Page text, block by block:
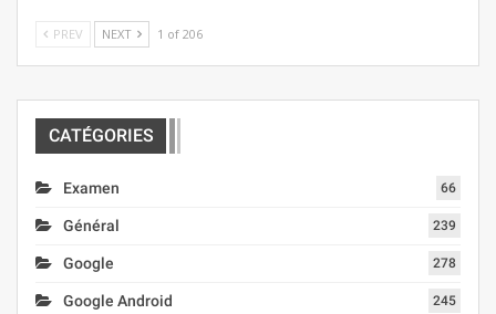
PREV NEXT 1 of 206
CATÉGORIES
Examen 66
Général 239
Google 278
Google Android 245